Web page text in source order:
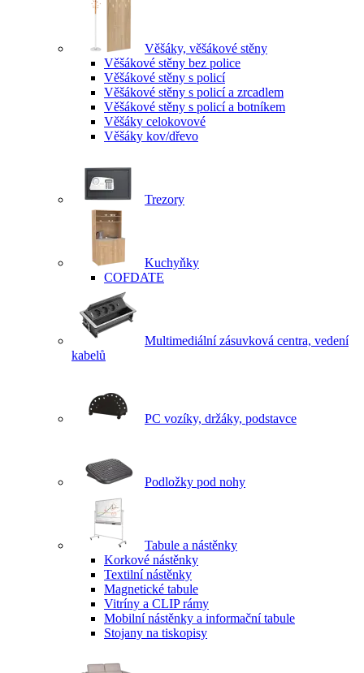
Věšáky, věšákové stěny
Věšákové stěny bez police
Věšákové stěny s policí
Věšákové stěny s policí a zrcadlem
Věšákové stěny s policí a botníkem
Věšáky celokovové
Věšáky kov/dřevo
Trezory
Kuchyňky
COFDATE
Multimediální zásuvková centra, vedení
kabelů
PC vozíky, držáky, podstavce
Podložky pod nohy
Tabule a nástěnky
Korkové nástěnky
Textilní nástěnky
Magnetické tabule
Vitríny a CLIP rámy
Mobilní nástěnky a informační tabule
Stojany na tiskopisy